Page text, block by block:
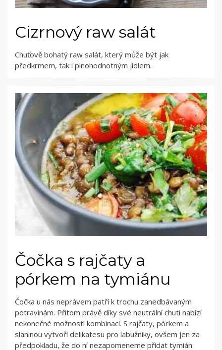
Cizrnový raw salát
Chuťově bohatý raw salát, který může být jak
předkrmem, tak i plnohodnotným jídlem.
Čočka s rajčaty a
pórkem na tymiánu
Čočka u nás neprávem patří k trochu zanedbávaným
potravinám. Přitom právě díky své neutrální chuti nabízí
nekonečné možnosti kombinací. S rajčaty, pórkem a
slaninou vytvoří delikatesu pro labužníky, ovšem jen za
předpokladu, že do ní nezapomeneme přidat tymián.